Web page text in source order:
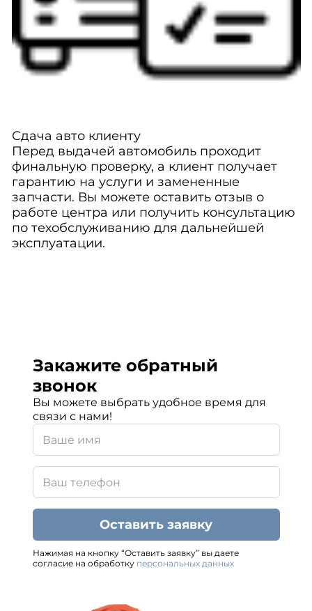
Сдача авто клиенту
Перед выдачей автомобиль проходит
финальную проверку, а клиент получает
гарантию на услуги и замененные
запчасти. Вы можете оставить отзыв о
работе центра или получить консультацию
по техобслуживанию для дальнейшей
эксплуатации.
Закажите обратный
звонок
Вы можете выбрать удобное время для
связи с нами!
Оставить заявку
Нажимая на кнопку “Оставить заявку” вы даете
согласие на обработку персональных данных